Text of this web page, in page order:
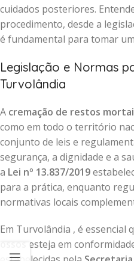
cuidados posteriores.
procedimento, desde a
é fundamental para tomar
Legislação e Normas
Turvolândia
A cremação de restos
como em todo o território
conjunto de leis e
segurança, a dignidade e a
a Lei nº 13.837/2019
para a prática, enquanto
normativas locais
Em Turvolândia , é essencial
esteja em